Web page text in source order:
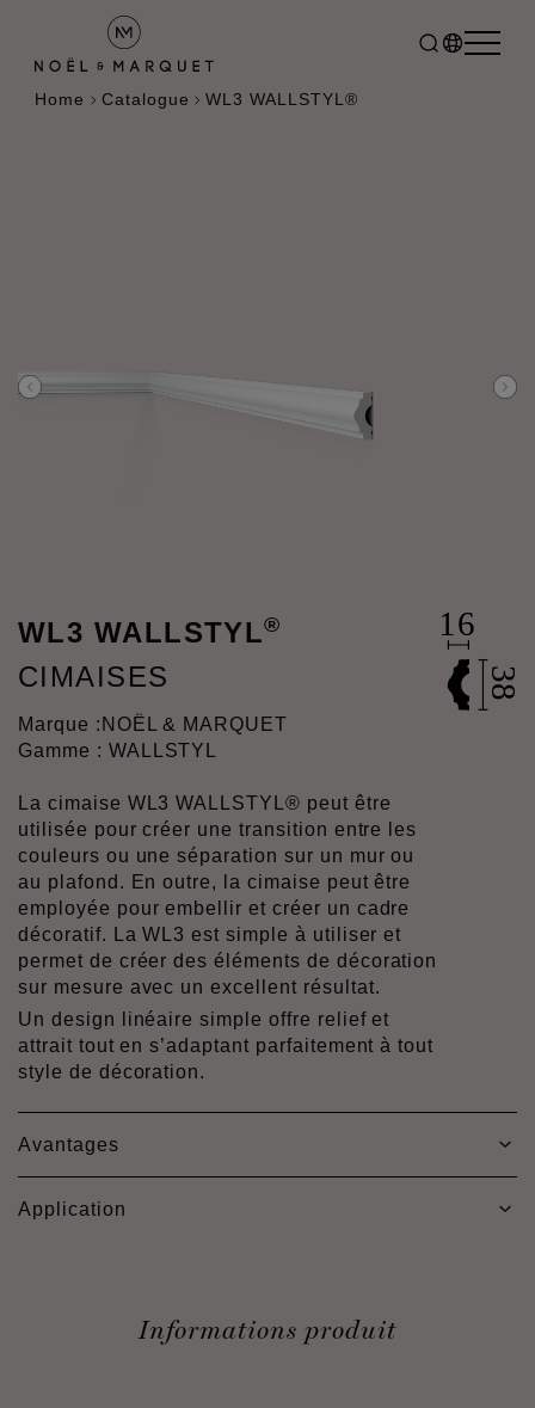
Home Catalogue WL3 WALLSTYL®
WL3 WALLSTYL®
CIMAISES
Marque : NOËL & MARQUET
Gamme : WALLSTYL
La cimaise WL3 WALLSTYL® peut être
utilisée pour créer une transition entre les
couleurs ou une séparation sur un mur ou
au plafond. En outre, la cimaise peut être
employée pour embellir et créer un cadre
décoratif. La WL3 est simple à utiliser et
permet de créer des éléments de décoration
sur mesure avec un excellent résultat.
Un design linéaire simple offre relief et
attrait tout en s’adaptant parfaitement à tout
style de décoration.
Avantages
Application
Informations produit